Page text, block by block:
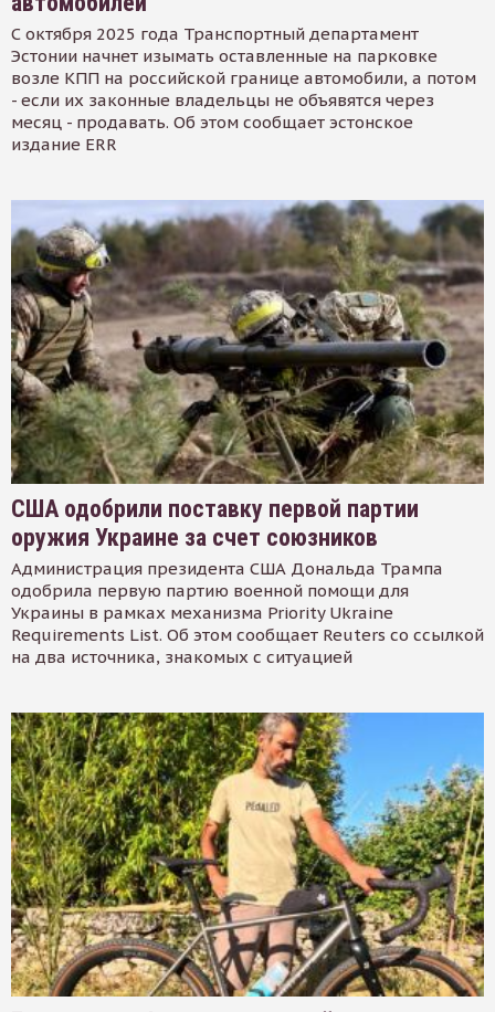
С октября 2025 года Транспортный департамент
Эстонии начнет изымать оставленные на парковке
возле КПП на российской границе автомобили, а потом
- если их законные владельцы не объявятся через
месяц - продавать. Об этом сообщает эстонское
издание ERR
США одобрили поставку первой партии
оружия Украине за счет союзников
Администрация президента США Дональда Трампа
одобрила первую партию военной помощи для
Украины в рамках механизма Priority Ukraine
Requirements List. Об этом сообщает Reuters со ссылкой
на два источника, знакомых с ситуацией